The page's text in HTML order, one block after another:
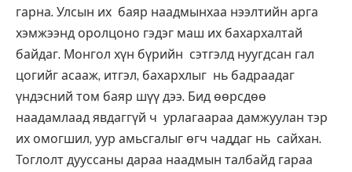
гарна. Улсын их баяр наадмынхаа нээлтийн арга
хэмжээнд оролцоно гэдэг маш их бахархалтай
байдаг. Монгол хүн бүрийн сэтгэлд нуугдсан гал
цогийг асааж, итгэл, бахархлыг нь бадраадаг
үндэсний том баяр шүү дээ. Бид өөрсдөө
наадамлаад явдаггүй ч урлагаараа дамжуулан тэр
их омогшил, уур амьсгалыг өгч чаддаг нь сайхан.
Тоглолт дууссаны дараа наадмын талбайд гараа